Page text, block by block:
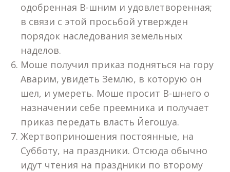
одобренная В-шним и удовлетворенная;
в связи с этой просьбой утвержден
порядок наследования земельных
наделов.
Моше получил приказ подняться на гору
Аварим, увидеть Землю, в которую он
шел, и умереть. Моше просит В-шнего о
назначении себе преемника и получает
приказ передать власть Йегошуа.
Жертвоприношения постоянные, на
Субботу, на праздники. Отсюда обычно
идут чтения на праздники по второму